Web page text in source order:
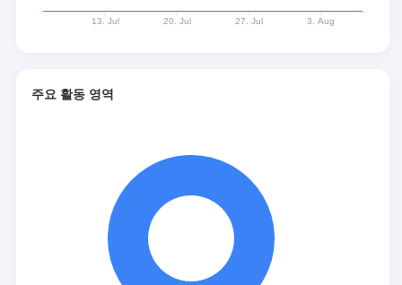
주요 활동 영역